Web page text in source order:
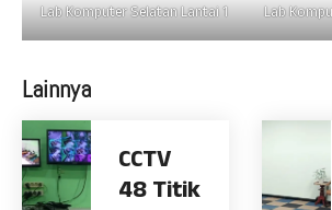
Lab Komputer Selatan Lantai 1 Lab
Lainnya
CCTV
48 Titik